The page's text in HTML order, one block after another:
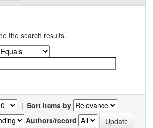
the search results.
| Sort items by
Authors/record